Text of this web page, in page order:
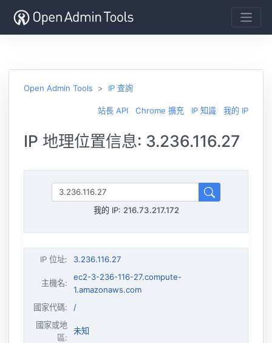
Open Admin Tools IP 查詢
站長 API Chrome 擴充 IP 知識 我的 IP
IP 地理位置信息: 3.236.116.27
我的 IP: 216.73.217.172
IP 位址: 3.236.116.27
主機名:
ec2-3-236-116-27.compute-
1.amazonaws.com
國家代碼:
/
國家或地
區:
未知